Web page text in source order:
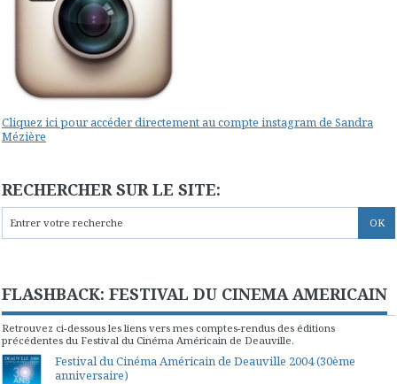
Cliquez ici pour accéder directement au compte instagram de Sandra
Mézière
RECHERCHER SUR LE SITE:
FLASHBACK: FESTIVAL DU CINEMA AMERICAIN
Retrouvez ci-dessous les liens vers mes comptes-rendus des éditions
précédentes du Festival du Cinéma Américain de Deauville.
Festival du Cinéma Américain de Deauville 2004 (30ème
anniversaire)